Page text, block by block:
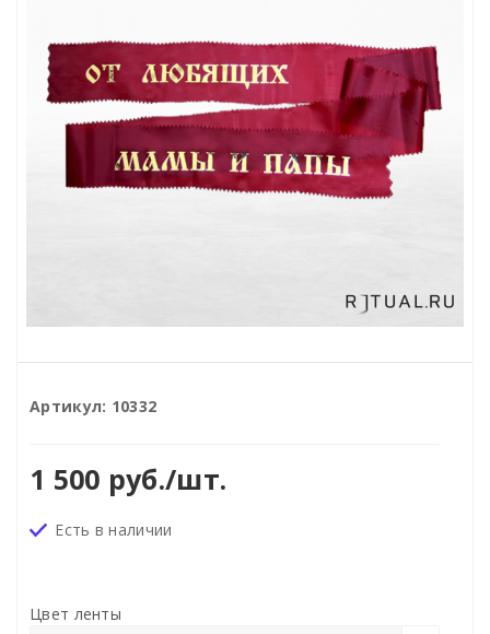
Артикул: 10332
1 500 руб./шт.
Есть в наличии
Цвет ленты